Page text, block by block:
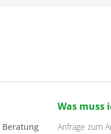
Was muss
Anfrage zum